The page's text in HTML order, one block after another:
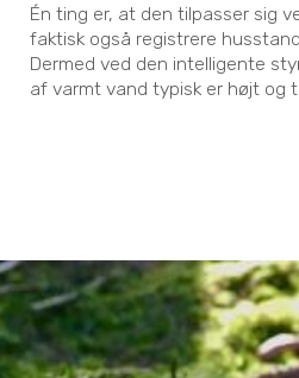
Én ting er, at den tilpasser sig
faktisk også registrere
Dermed ved den intelligente
af varmt vand typisk er højt og